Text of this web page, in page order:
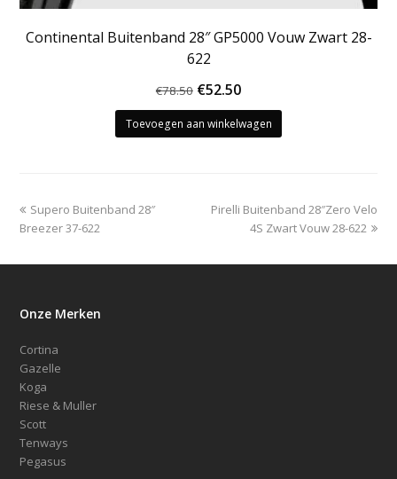
Continental Buitenband 28″ GP5000 Vouw Zwart 28-
622
€78.50 Oorspronkelijke
prijs
was:
€52.50Huidige
prijs
is:
Toevoegen aan winkelwagen
previous
post:
Supero Buitenband 28″
Breezer 37-622
next
Pirelli Buitenband 28″Zero Velo
4S Zwart Vouw 28-622
Onze Merken
Cortina
Gazelle
Koga
Riese & Muller
Scott
Tenways
Pegasus